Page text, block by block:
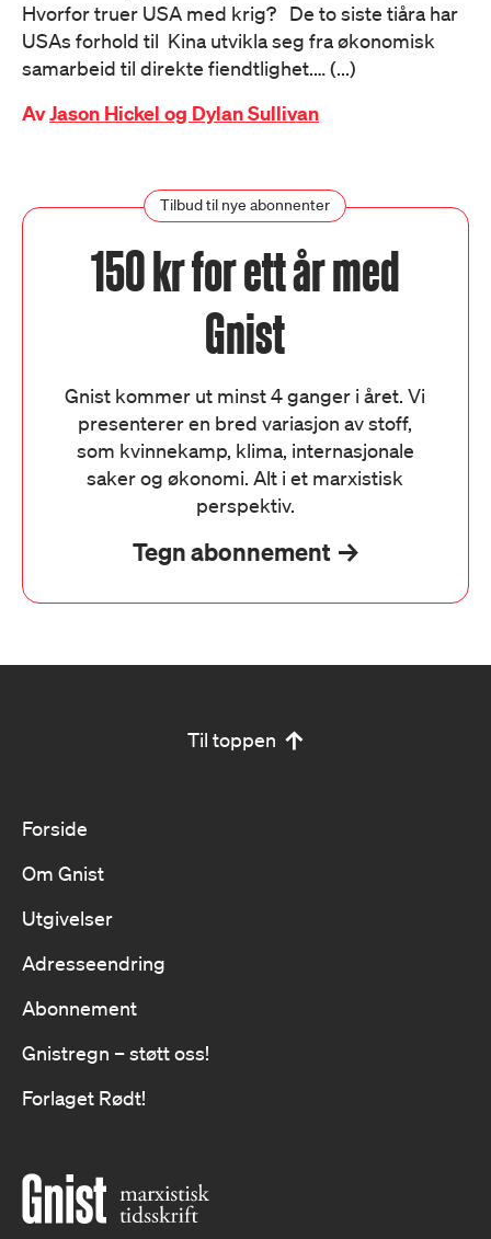
Hvorfor truer USA med krig? De to siste tiåra har
USAs forhold til Kina utvikla seg fra økonomisk
samarbeid til direkte fiendtlighet.… (...)
AvJason Hickel og Dylan Sullivan
Tilbud til nye abonnenter
150 kr for ett år med
Gnist
Gnist kommer ut minst 4 ganger i året. Vi
presenterer en bred variasjon av stoff,
som kvinnekamp, klima, internasjonale
saker og økonomi. Alt i et marxistisk
perspektiv.
Tegn abonnement
Til toppen
Forside
Om Gnist
Utgivelser
Adresseendring
Abonnement
Gnistregn – støtt oss!
Forlaget Rødt!